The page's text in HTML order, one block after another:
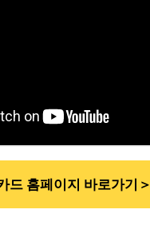
드 홈페이지 바로가기＞